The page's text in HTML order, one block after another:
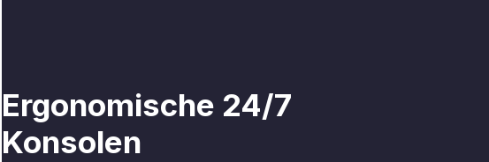
Ergonomische 24/7
Konsolen